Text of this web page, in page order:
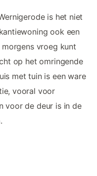
is het niet
ook een
vroeg kunt
op het omringende
met tuin is een ware
vooral voor
voor de deur is in de